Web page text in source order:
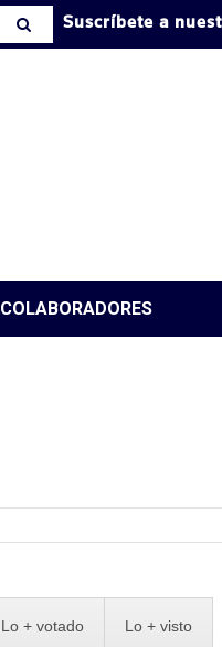
Suscríbete a
COLABORADORES
Lo + votado Lo + visto